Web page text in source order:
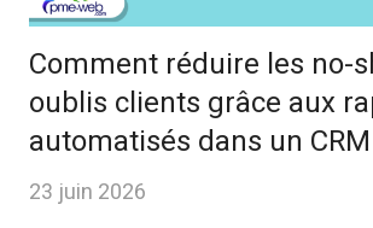
Comment réduire les no-
oublis clients grâce aux
automatisés dans un
23 juin 2026